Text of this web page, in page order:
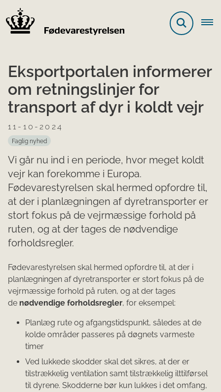
Eksportportalen informerer
om retningslinjer for
transport af dyr i koldt vejr
11-10-2024
Faglig nyhed
Vi går nu ind i en periode, hvor meget koldt
vejr kan forekomme i Europa.
Fødevarestyrelsen skal hermed opfordre til,
at der i planlægningen af dyretransporter er
stort fokus på de vejrmæssige forhold på
ruten, og at der tages de nødvendige
forholdsregler.
Fødevarestyrelsen skal hermed opfordre til, at der i
planlægningen af dyretransporter er stort fokus på de
vejrmæssige forhold på ruten, og at der tages
de nødvendige forholdsregler, for eksempel:
Planlæg rute og afgangstidspunkt, således at de
kolde områder passeres på døgnets varmeste
timer
Ved lukkede skodder skal det sikres, at der er
tilstrækkelig ventilation samt tilstrækkelig ilttilførsel
til dyrene. Skodderne bør kun lukkes i det omfang,